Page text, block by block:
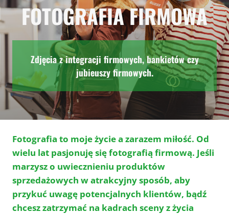
FOTOGRAFIA FIRMOWA
Zdjęcia z integracji firmowych, bankietów czy
jubieuszy firmowych.
Fotografia to moje życie a zarazem miłość. Od
wielu lat pasjonuję się fotografią firmową. Jeśli
marzysz o uwiecznieniu produktów
sprzedażowych w atrakcyjny sposób, aby
przykuć uwagę potencjalnych klientów, bądź
chcesz zatrzymać na kadrach sceny z życia